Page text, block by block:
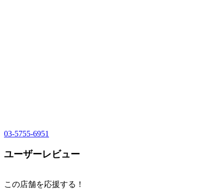
03-5755-6951
ユーザーレビュー
この店舗を応援する！